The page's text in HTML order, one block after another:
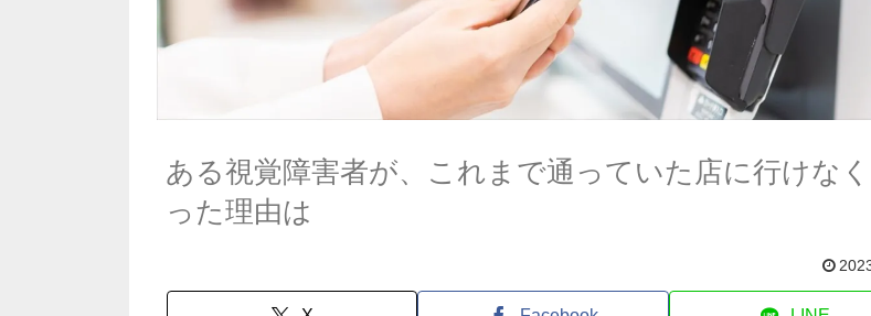
ある視覚障害者が、これまで通っていた店に行けな
った理由は